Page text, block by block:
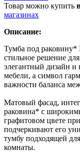
Товар можно купить
магазинах
Описание:
Тумба под раковину*
стильное решение
элегантный дизайн и
мебели, а символ
важности баланса
Матовый фасад,
раковина* с
графитовом цвете
подчеркивают его
тумбу подходящей
комнаты.